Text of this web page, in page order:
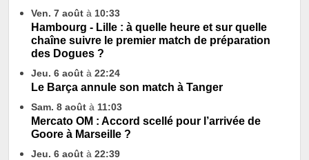
Ven. 7 août à 10:33
Hambourg - Lille : à quelle heure et sur quelle
chaîne suivre le premier match de préparation
des Dogues ?
Jeu. 6 août à 22:24
Le Barça annule son match à Tanger
Sam. 8 août à 11:03
Mercato OM : Accord scellé pour l’arrivée de
Goore à Marseille ?
Jeu. 6 août à 22:39